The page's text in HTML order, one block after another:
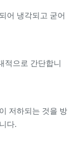
어 냉각되고 굳어
적으로 간단합니
저하되는 것을 방
다.